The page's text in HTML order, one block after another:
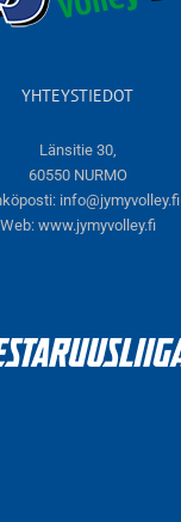
YHTEYSTIEDOT
Länsitie 30,
60550 NURMO
info@jymyvolley.fi
Web: www.jymyvolley.fi